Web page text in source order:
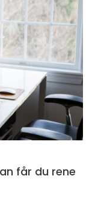
får du rene